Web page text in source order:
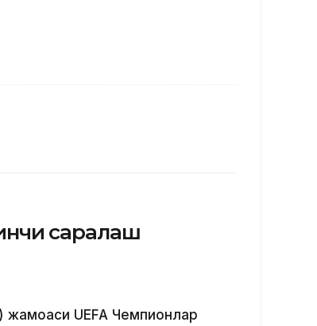
саралаш
жамоаси UEFА Чемпионлар